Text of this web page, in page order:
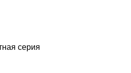
серия